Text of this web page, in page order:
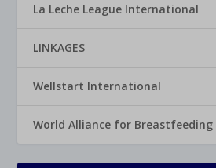
La Leche League International
LINKAGES
Wellstart International
World Alliance for Breastfeeding